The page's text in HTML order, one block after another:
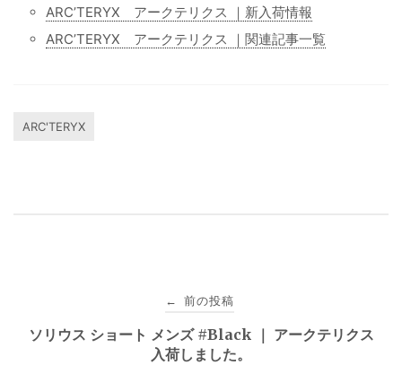
ARC’TERYX アークテリクス ｜新入荷情報
ARC’TERYX アークテリクス ｜関連記事一覧
ARC'TERYX
稿
← 前の投稿
ソリウス ショート メンズ #Black ｜ アークテリクス
入荷しました。